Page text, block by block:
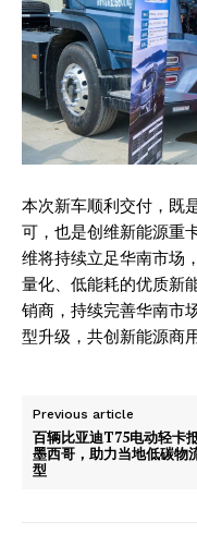
Contact us
Subscription Plans
My account
本次新车顺利交付，既
可，也是创维新能源重
维将持续立足华南市场
量化、低能耗的优质新
销商，持续完善华南市
型升级，共创新能源商
Previous article
百辆比亚迪T75电动轻卡
墨西哥，助力当地低碳物
型